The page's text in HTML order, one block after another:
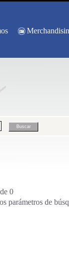
0
parámetros de